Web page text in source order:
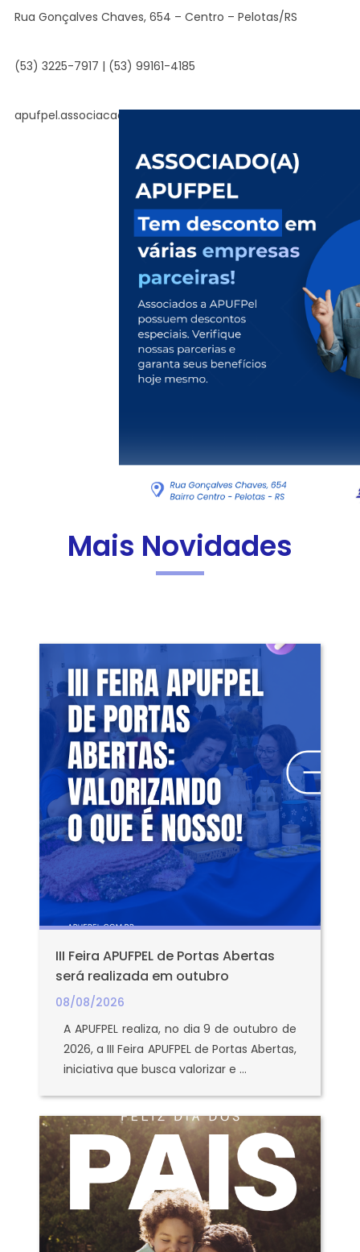
Rua Gonçalves Chaves, 654 – Centro – Pelotas/RS
(53) 3225-7917 | (53) 99161-4185
apufpel.associacao@gmail.com
Mais Novidades
III Feira APUFPEL de Portas Abertas
será realizada em outubro
08/08/2026
A APUFPEL realiza, no dia 9 de outubro de
2026, a III Feira APUFPEL de Portas Abertas,
iniciativa que busca valorizar e ...